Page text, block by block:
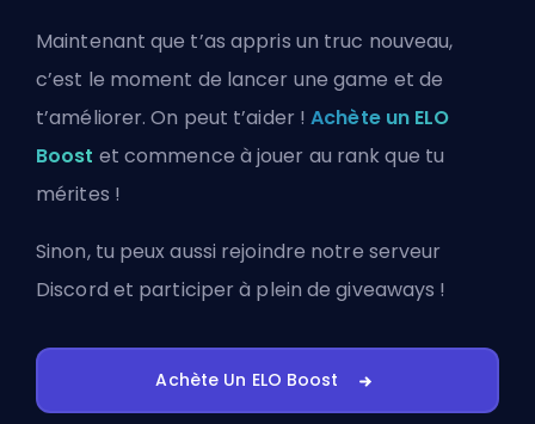
Maintenant que t’as appris un truc nouveau,
c’est le moment de lancer une game et de
t’améliorer. On peut t’aider !Achète un ELO
Boost et commence à jouer au rank que tu
mérites !
Sinon, tu peux aussi rejoindre notre serveur
Discord et participer à plein de giveaways !
Achète Un ELO Boost